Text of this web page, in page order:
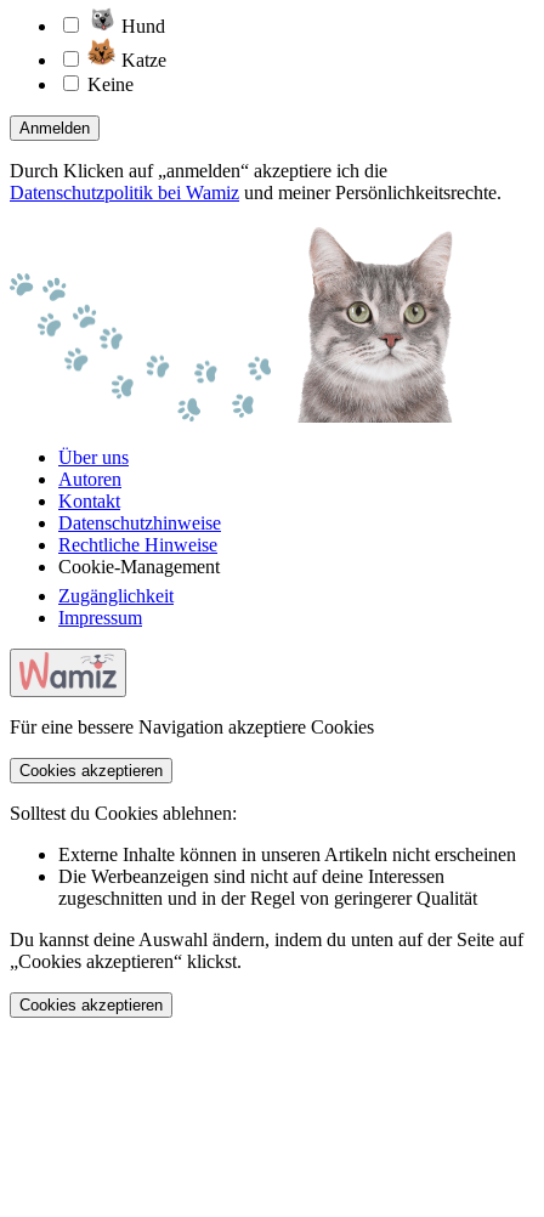
Hund
Katze
Keine
Anmelden
Durch Klicken auf „anmelden“ akzeptiere ich die
Datenschutzpolitik bei Wamiz und meiner Persönlichkeitsrechte.
Über uns
Autoren
Kontakt
Datenschutzhinweise
Rechtliche Hinweise
Cookie-Management
Zugänglichkeit
Impressum
Für eine bessere Navigation akzeptiere Cookies
Cookies akzeptieren
Solltest du Cookies ablehnen:
Externe Inhalte können in unseren Artikeln nicht erscheinen
Die Werbeanzeigen sind nicht auf deine Interessen
zugeschnitten und in der Regel von geringerer Qualität
Du kannst deine Auswahl ändern, indem du unten auf der Seite auf
„Cookies akzeptieren“ klickst.
Cookies akzeptieren